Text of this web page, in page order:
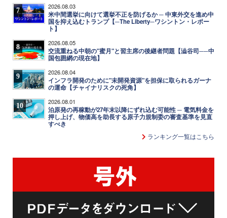
7 2026.08.03
米中間選挙に向けて選挙不正を防げるか ─ 中東外交を進め中
国を抑え込むトランプ【─The Liberty─ワシントン・レポー
ト】
8 2026.08.05
交流重ねる中朝の"蜜月"と習主席の後継者問題【澁谷司──中
国包囲網の現在地】
9 2026.08.04
インフラ開発のために"未開発資源"を担保に取られるガーナ
の運命【チャイナリスクの死角】
10 2026.08.01
泊原発の再稼動が27年末以降にずれ込む可能性 ─ 電気料金を
押し上げ、物価高を助長する原子力規制委の審査基準を見直
すべき
ランキング一覧はこちら